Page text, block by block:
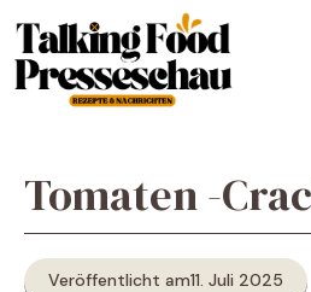
Inhalt
springen
Tomaten -
Veröffentlicht am11. Juli 2025